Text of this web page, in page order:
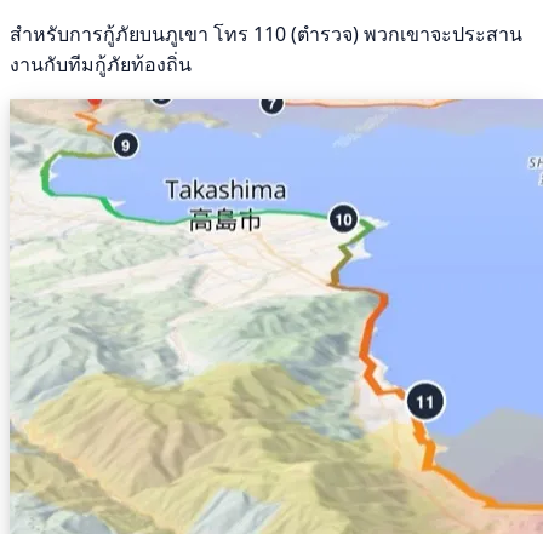
สำหรับการกู้ภัยบนภูเขา โทร 110 (ตำรวจ) พวกเขาจะประสาน
งานกับทีมกู้ภัยท้องถิ่น